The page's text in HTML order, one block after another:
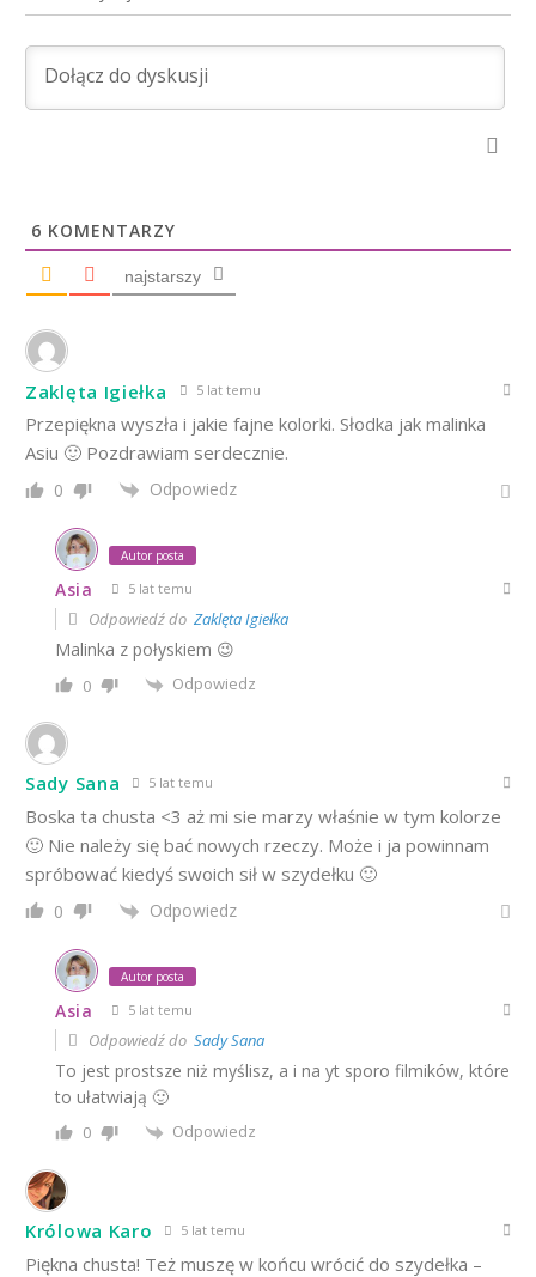
6 KOMENTARZY
najstarszy
Zaklęta Igiełka 5 lat temu
Przepiękna wyszła i jakie fajne kolorki. Słodka jak malinka
Asiu 🙂 Pozdrawiam serdecznie.
0 Odpowiedz
Autor posta
Asia 5 lat temu
Odpowiedź do Zaklęta Igiełka
Malinka z połyskiem 😉
0 Odpowiedz
Sady Sana 5 lat temu
Boska ta chusta <3 aż mi sie marzy właśnie w tym kolorze
🙂 Nie należy się bać nowych rzeczy. Może i ja powinnam
spróbować kiedyś swoich sił w szydełku 🙂
0 Odpowiedz
Autor posta
Asia 5 lat temu
Odpowiedź do Sady Sana
To jest prostsze niż myślisz, a i na yt sporo filmików, które
to ułatwiają 🙂
0 Odpowiedz
Królowa Karo 5 lat temu
Piękna chusta! Też muszę w końcu wrócić do szydełka –